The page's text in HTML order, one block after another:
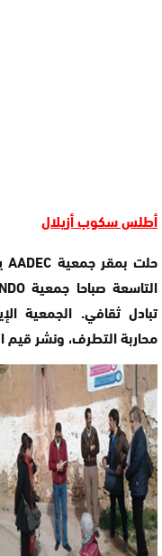
أطلس سكوب أزيلال
تبادل ثقافي. الجمعية
محاربة التطرف، ونشر قيم